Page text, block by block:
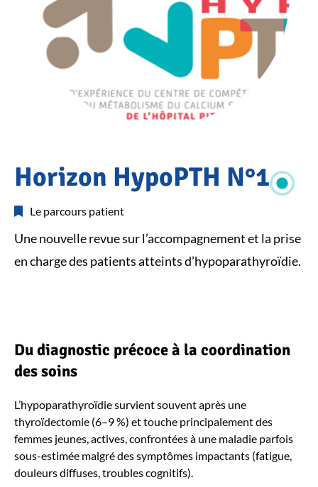
ACTUALITÉS
Actualités
Horizon
HypoPTH
N°1
Horizon HypoPTH N°1
Le parcours patient
Une nouvelle revue sur l’accompagnement et la prise
en charge des patients atteints d’hypoparathyroïdie.
Du diagnostic précoce à la coordination
des soins
L’hypoparathyroïdie survient souvent après une
thyroïdectomie (6–9 %) et touche principalement des
femmes jeunes, actives, confrontées à une maladie parfois
sous-estimée malgré des symptômes impactants (fatigue,
douleurs diffuses, troubles cognitifs).